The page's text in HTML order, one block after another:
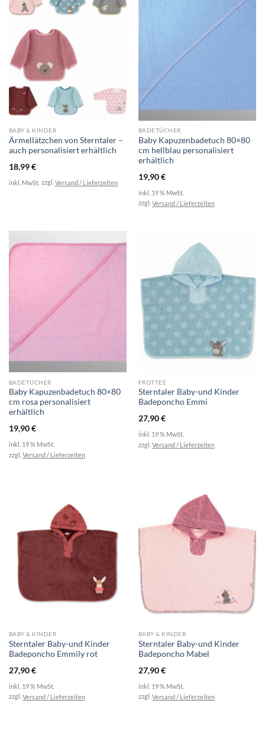
BABY & KINDER
Ärmellätzchen von Sterntaler –
auch personalisiert erhältlich
18,99€
inkl. MwSt. zzgl. Versand / Lieferzeiten
BADETÜCHER
Baby Kapuzenbadetuch 80×80
cm hellblau personalisiert
erhältlich
19,90€
inkl. 19 % MwSt.
zzgl. Versand / Lieferzeiten
BADETÜCHER
Baby Kapuzenbadetuch 80×80
cm rosa personalisiert
erhältlich
19,90€
inkl. 19 % MwSt.
zzgl. Versand / Lieferzeiten
FROTTEE
Sterntaler Baby-und Kinder
Badeponcho Emmi
27,90€
inkl. 19 % MwSt.
zzgl. Versand / Lieferzeiten
BABY & KINDER
Sterntaler Baby-und Kinder
Badeponcho Emmily rot
27,90€
inkl. 19 % MwSt.
zzgl. Versand / Lieferzeiten
BABY & KINDER
Sterntaler Baby-und Kinder
Badeponcho Mabel
27,90€
inkl. 19 % MwSt.
zzgl. Versand / Lieferzeiten